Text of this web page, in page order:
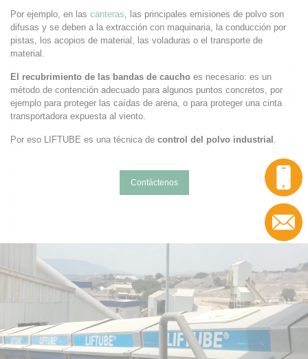
Por ejemplo, en las canteras, las principales emisiones de polvo son
difusas y se deben a la extracción con maquinaria, la conducción por
pistas, los acopios de material, las voladuras o el transporte de
material.
El recubrimiento de las bandas de caucho es necesario: es un
método de contención adecuado para algunos puntos concretos, por
ejemplo para proteger las caídas de arena, o para proteger una cinta
transportadora expuesta al viento.
Por eso LIFTUBE es una técnica de control del polvo industrial .
Contáctenos